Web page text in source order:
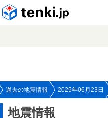
過去の地震情報 2025年06月23日
地震情報